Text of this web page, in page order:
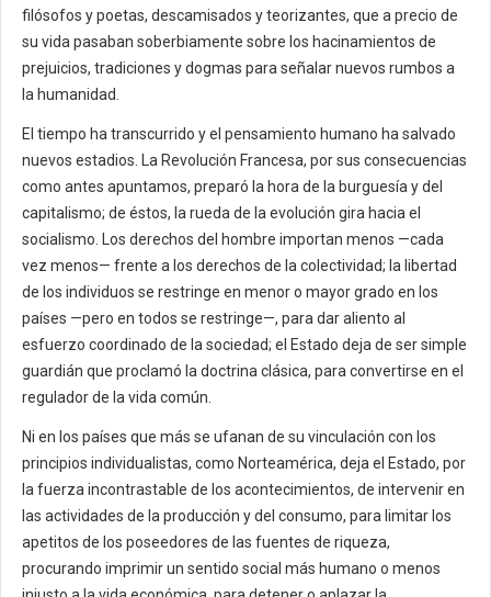
filósofos y poetas, descamisados y teorizantes, que a precio de
su vida pasaban soberbiamente sobre los hacinamientos de
prejuicios, tradiciones y dogmas para señalar nuevos rumbos a
la humanidad.
El tiempo ha transcurrido y el pensamiento humano ha salvado
nuevos estadios. La Revolución Francesa, por sus consecuencias
como antes apuntamos, preparó la hora de la burguesía y del
capitalismo; de éstos, la rueda de la evolución gira hacia el
socialismo. Los derechos del hombre importan menos —cada
vez menos— frente a los derechos de la colectividad; la libertad
de los individuos se restringe en menor o mayor grado en los
países —pero en todos se restringe—, para dar aliento al
esfuerzo coordinado de la sociedad; el Estado deja de ser simple
guardián que proclamó la doctrina clásica, para convertirse en el
regulador de la vida común.
Ni en los países que más se ufanan de su vinculación con los
principios individualistas, como Norteamérica, deja el Estado, por
la fuerza incontrastable de los acontecimientos, de intervenir en
las actividades de la producción y del consumo, para limitar los
apetitos de los poseedores de las fuentes de riqueza,
procurando imprimir un sentido social más humano o menos